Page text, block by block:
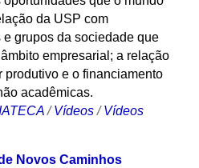
da USP com
grupos da sociedade que
empresarial; a relação
produtivo e o financiamento
acadêmicas.
/Vídeos /Vídeos
Novos Caminhos